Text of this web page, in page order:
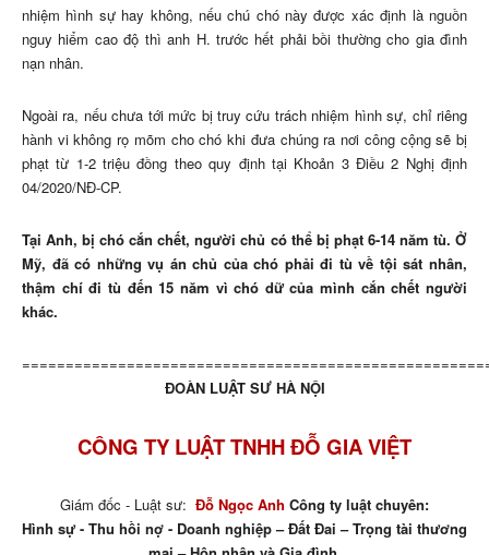
nhiệm hình sự hay không, nếu chú chó này được xác định là nguồn
nguy hiểm cao độ thì anh H. trước hết phải bồi thường cho gia đình
nạn nhân.
Ngoài ra, nếu chưa tới mức bị truy cứu trách nhiệm hình sự, chỉ riêng
hành vi không rọ mõm cho chó khi đưa chúng ra nơi công cộng sẽ bị
phạt từ 1-2 triệu đồng theo quy định tại Khoản 3 Điều 2 Nghị định
04/2020/NĐ-CP.
Tại Anh, bị chó cắn chết, người chủ có thể bị phạt 6-14 năm tù. Ở
Mỹ, đã có những vụ án chủ của chó phải đi tù về tội sát nhân,
thậm chí đi tù đến 15 năm vì chó dữ của mình cắn chết người
khác.
ĐOÀN LUẬT SƯ HÀ NỘI
CÔNG TY LUẬT TNHH ĐỖ GIA VIỆT
Giám đốc - Luật sư: Đỗ Ngọc Anh Công ty luật chuyên:
Hình sự - Thu hồi nợ - Doanh nghiệp – Đất Đai – Trọng tài thương